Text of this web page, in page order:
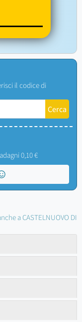
il codice di
0,10 €
a CASTELNUOVO DI